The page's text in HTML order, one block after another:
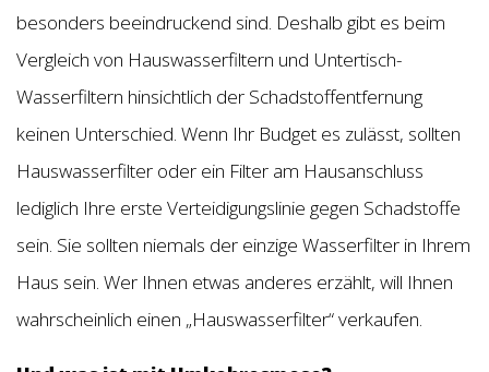
besonders beeindruckend sind. Deshalb gibt es beim
Vergleich von Hauswasserfiltern und Untertisch-
Wasserfiltern hinsichtlich der Schadstoffentfernung
keinen Unterschied. Wenn Ihr Budget es zulässt, sollten
Hauswasserfilter oder ein Filter am Hausanschluss
lediglich Ihre erste Verteidigungslinie gegen Schadstoffe
sein. Sie sollten niemals der einzige Wasserfilter in Ihrem
Haus sein. Wer Ihnen etwas anderes erzählt, will Ihnen
wahrscheinlich einen „Hauswasserfilter“ verkaufen.